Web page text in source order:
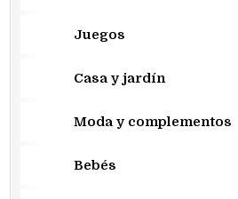
Juegos
Casa y jardín
Moda y complementos
Bebés